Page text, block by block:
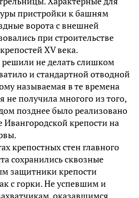
пристройки к башням
ворота с внешней
при строительстве
XV века.
не делать слишком
и стандартной отводной
называемая в те времена
получила многого из того,
позднее было реализовано
Ивангородской крепости на
крепостных стен главного
сохранились сквозные
защитники крепости
с горки. Не успевшим и
оказавшимся